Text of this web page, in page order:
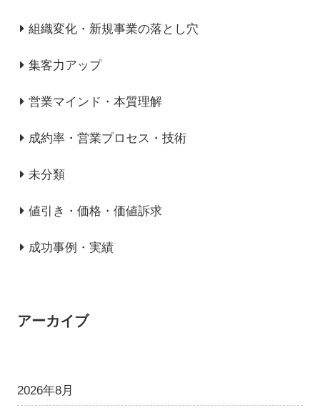
組織変化・新規事業の落とし穴
集客力アップ
営業マインド・本質理解
成約率・営業プロセス・技術
未分類
値引き・価格・価値訴求
成功事例・実績
アーカイブ
2026年8月